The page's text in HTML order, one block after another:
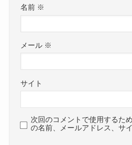
名前 ※
メール ※
サイト
次回のコメントで使用するた
の名前、メールアドレス、サ